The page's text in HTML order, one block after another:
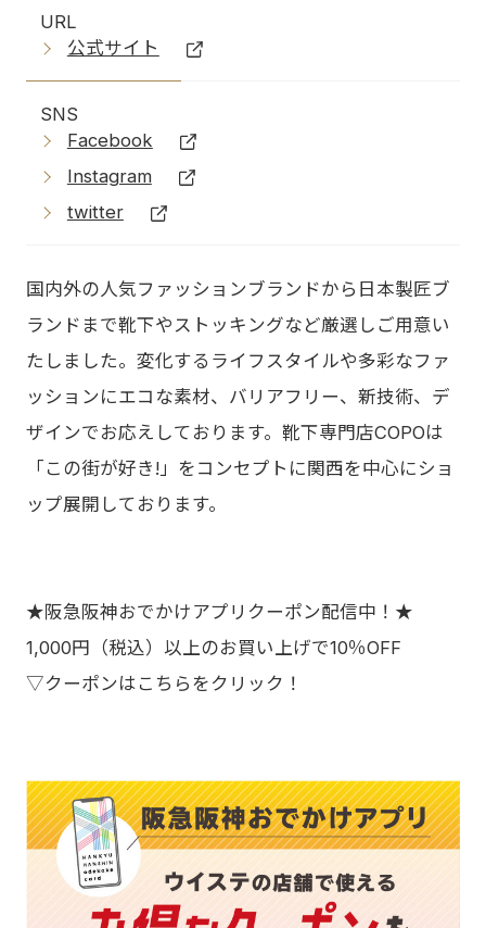
URL
公式サイト
SNS
Facebook
Instagram
twitter
国内外の人気ファッションブランドから日本製匠ブ
ランドまで靴下やストッキングなど厳選しご用意い
たしました。変化するライフスタイルや多彩なファ
ッションにエコな素材、バリアフリー、新技術、デ
ザインでお応えしております。靴下専門店COPOは
「この街が好き!」をコンセプトに関西を中心にショ
ップ展開しております。
★阪急阪神おでかけアプリクーポン配信中！★
1,000円（税込）以上のお買い上げで10％OFF
▽クーポンはこちらをクリック！